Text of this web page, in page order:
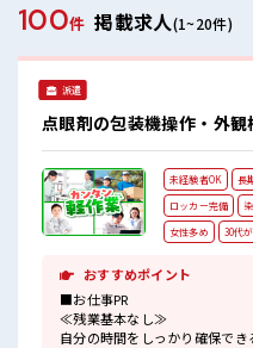
100件 掲載求人(1~20件)
派遣
点眼剤の包装機操作・外
未経験者OK 長
ロッカー完備
女性多め
30代
おすすめポイント
■お仕事PR
≪残業基本なし≫
自分の時間をしっかり確保でき